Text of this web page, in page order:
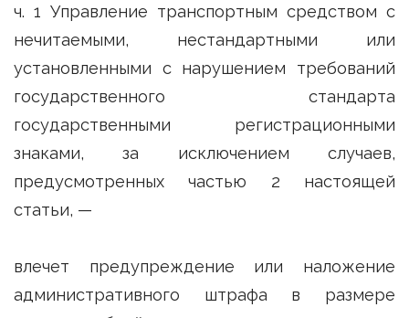
ч. 1 Управление транспортным средством с
нечитаемыми, нестандартными или
установленными с нарушением требований
государственного стандарта
государственными регистрационными
знаками, за исключением случаев,
предусмотренных частью 2 настоящей
статьи, —
влечет предупреждение или наложение
административного штрафа в размере